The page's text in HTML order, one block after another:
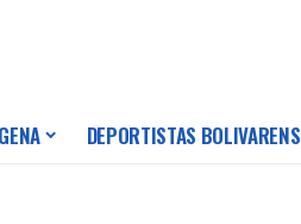
DEPORTISTAS